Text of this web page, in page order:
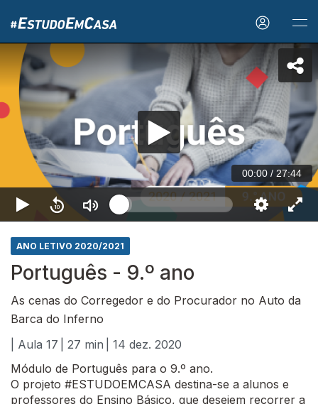
00:00 / 27:44
ANO LETIVO 2020/2021
Português - 9.º ano
As cenas do Corregedor e do Procurador no Auto da
Barca do Inferno
| Aula 17
| 27 min
| 14 dez. 2020
Módulo de Português para o 9.º ano.
O projeto #ESTUDOEMCASA destina-se a alunos e
professores do Ensino Básico, que desejem recorrer a